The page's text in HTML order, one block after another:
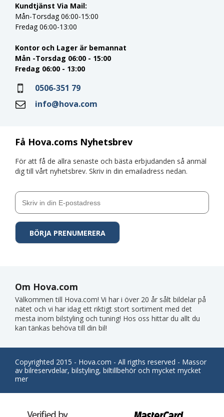
Få Hova.coms Nyhetsbrev
För att få de allra senaste och bästa erbjudanden så anmäl
dig till vårt nyhetsbrev. Skriv in din emailadress nedan.
Kundtjänst Via Mail:
Mån-Torsdag 06:00-15:00
Fredag 06:00-13:00
Kontor och Lager är bemannat
Mån -Torsdag 06:00 - 15:00
Fredag 06:00 - 13:00
0506-351 79
info@hova.com
Om Hova.com
Välkommen till Hova.com! Vi har i över 20 år sålt bildelar på
nätet och vi har idag ett riktigt stort sortiment med det
mesta inom bilstyling och tuning! Hos oss hittar du allt du
kan tänkas behöva till din bil!
Copyrighted 2015 - Hova.com - All rigths reserved - Massor
av bilreservdelar, bilstyling, biltillbehör och mycket mycket
mer